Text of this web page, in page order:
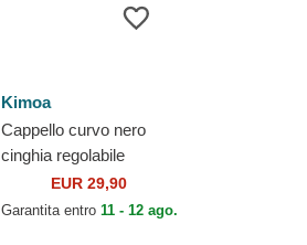
Kimoa
Cappello curvo nero
cinghia regolabile
Campos Racing 1998 di
Kimoa
EUR 29,90
Garantita entro 11 - 12 ago.